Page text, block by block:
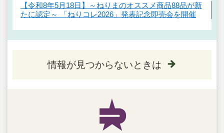
【令和8年5月18日】～ねりまのオススメ商品88品が新
たに認定～ 「ねりコレ2026」発表記念即売会を開催
情報が見つからないときは